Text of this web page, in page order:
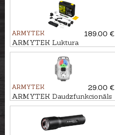
ARMYTEK
189.00 €
ARMYTEK Luktura
komplekts VIKING PRO
ARMYTEK
29.00 €
ARMYTEK Daudzfunkcionāls
lukturis CRYSTAL